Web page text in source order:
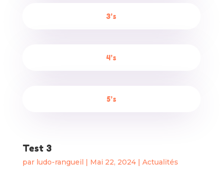
3’s
4’s
5’s
Test 3
par ludo-rangueil | Mai 22, 2024| Actualités